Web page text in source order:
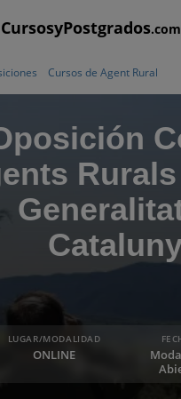
CursosyPostgrados.com
Cursos de Agent Rural
LUGAR/MODALIDAD
ONLINE